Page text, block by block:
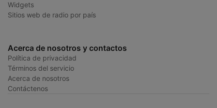
Widgets
Sitios web de radio por país
Acerca de nosotros y contactos
Política de privacidad
Términos del servicio
Acerca de nosotros
Contáctenos